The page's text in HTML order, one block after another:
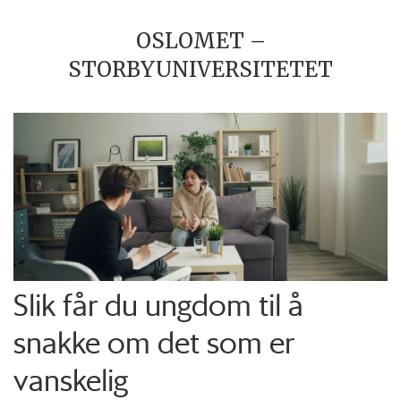
OSLOMET –
STORBYUNIVERSITETET
Slik får du ungdom til å
snakke om det som er
vanskelig